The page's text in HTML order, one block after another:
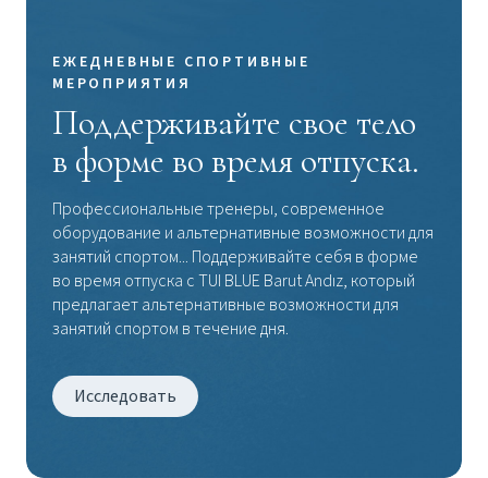
ЕЖЕДНЕВНЫЕ СПОРТИВНЫЕ
МЕРОПРИЯТИЯ
Поддерживайте свое тело
в форме во время отпуска.
Профессиональные тренеры, современное
оборудование и альтернативные возможности для
занятий спортом... Поддерживайте себя в форме
во время отпуска с TUI BLUE Barut Andız, который
предлагает альтернативные возможности для
занятий спортом в течение дня.
Исследовать